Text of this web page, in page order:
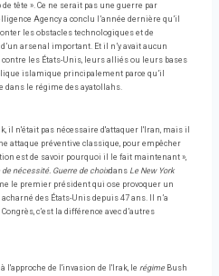
tête ». Ce ne serait pas une guerre par
Agency a conclu l’année dernière qu’il
les obstacles technologiques et de
arsenal important. Et il n’y avait aucun
les États-Unis, leurs alliés ou leurs bases
islamique principalement parce qu’il
dans le régime des ayatollahs.
il n'était pas nécessaire d'attaquer l'Iran, mais il
attaque préventive classique, pour empêcher
est de savoir pourquoi il le fait maintenant »,
de nécessité. Guerre de choixdans Le New York
le premier président qui ose provoquer un
des États-Unis depuis 47 ans. Il n’a
c’est la différence avec d’autres
l'approche de l'invasion de l'Irak, le régime Bush